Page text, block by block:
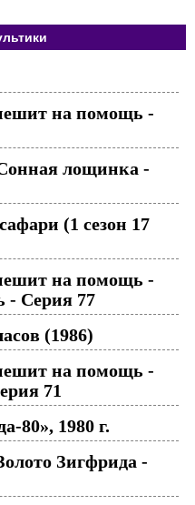
на помощь -
лощинка -
(1 сезон 17
на помощь -
- Серия 77
(1986)
на помощь -
71
80», 1980 г.
Зигфрида -